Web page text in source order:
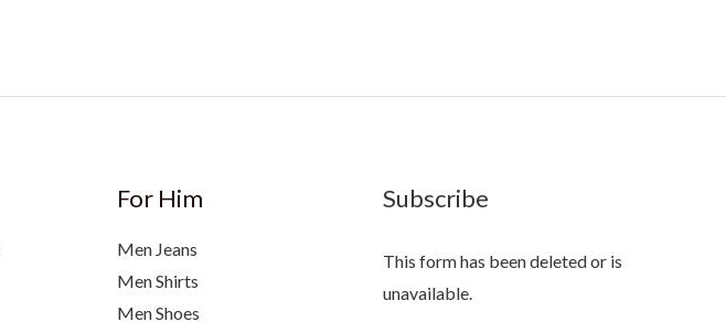
For Him
Men Jeans
Men Shirts
Men Shoes
Subscribe
This form has been deleted or is
unavailable.